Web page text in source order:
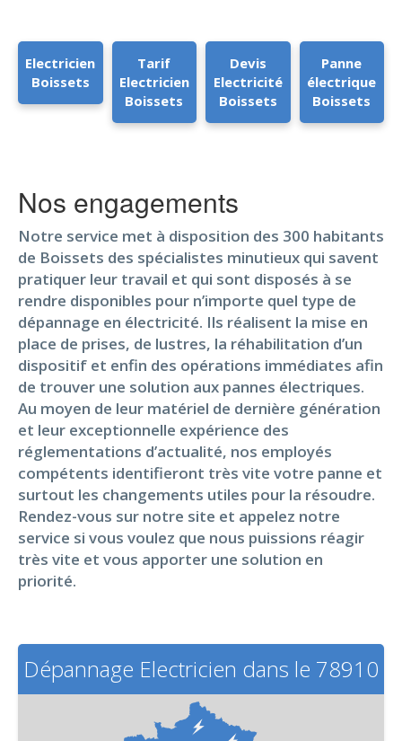
Electricien
Boissets
Tarif
Electricien
Boissets
Devis
Electricité
Boissets
Panne
électrique
Boissets
Nos engagements
Notre service met à disposition des 300 habitants
de Boissets des spécialistes minutieux qui savent
pratiquer leur travail et qui sont disposés à se
rendre disponibles pour n’importe quel type de
dépannage en électricité. Ils réalisent la mise en
place de prises, de lustres, la réhabilitation d’un
dispositif et enfin des opérations immédiates afin
de trouver une solution aux pannes électriques.
Au moyen de leur matériel de dernière génération
et leur exceptionnelle expérience des
réglementations d’actualité, nos employés
compétents identifieront très vite votre panne et
surtout les changements utiles pour la résoudre.
Rendez-vous sur notre site et appelez notre
service si vous voulez que nous puissions réagir
très vite et vous apporter une solution en
priorité.
Dépannage Electricien dans le 78910